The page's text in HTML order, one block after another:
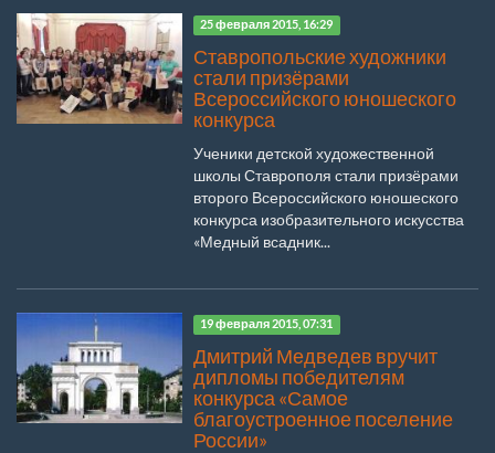
25 февраля 2015, 16:29
Ставропольские художники
стали призёрами
Всероссийского юношеского
конкурса
Ученики детской художественной
школы Ставрополя стали призёрами
второго Всероссийского юношеского
конкурса изобразительного искусства
«Медный всадник...
19 февраля 2015, 07:31
Дмитрий Медведев вручит
дипломы победителям
конкурса «Самое
благоустроенное поселение
России»